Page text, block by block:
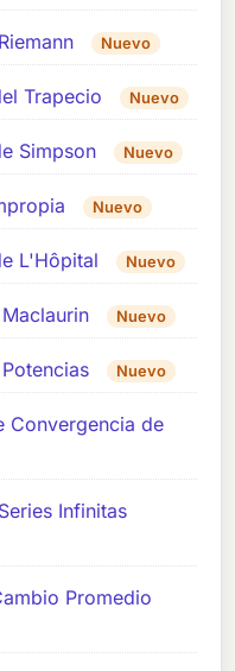
Nuevo
Trapecio Nuevo
Simpson Nuevo
Nuevo
L'Hôpital Nuevo
Nuevo
Nuevo
Convergencia de
Infinitas
Promedio